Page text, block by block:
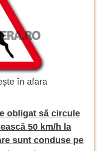
în afara
obligat să circule
50 km/h la
sunt conduse pe